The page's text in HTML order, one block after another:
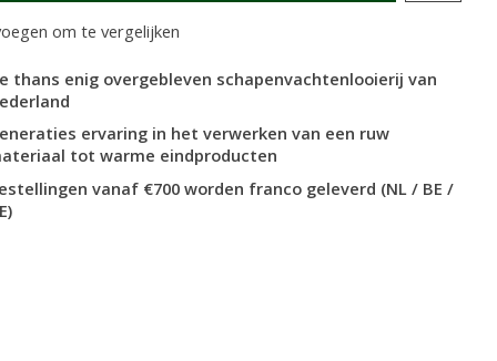
om te vergelijken
thans enig overgebleven schapenvachtenlooierij van
ervaring in het verwerken van een ruw
tot warme eindproducten
vanaf €700 worden franco geleverd (NL / BE /